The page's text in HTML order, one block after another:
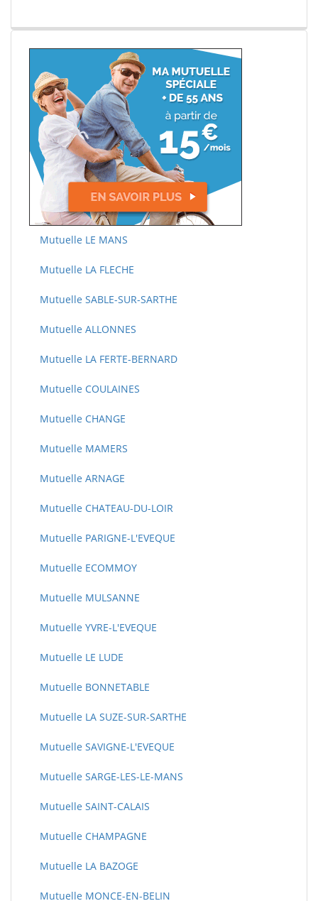
Mutuelle LE MANS
Mutuelle LA FLECHE
Mutuelle SABLE-SUR-SARTHE
Mutuelle ALLONNES
Mutuelle LA FERTE-BERNARD
Mutuelle COULAINES
Mutuelle CHANGE
Mutuelle MAMERS
Mutuelle ARNAGE
Mutuelle CHATEAU-DU-LOIR
Mutuelle PARIGNE-L'EVEQUE
Mutuelle ECOMMOY
Mutuelle MULSANNE
Mutuelle YVRE-L'EVEQUE
Mutuelle LE LUDE
Mutuelle BONNETABLE
Mutuelle LA SUZE-SUR-SARTHE
Mutuelle SAVIGNE-L'EVEQUE
Mutuelle SARGE-LES-LE-MANS
Mutuelle SAINT-CALAIS
Mutuelle CHAMPAGNE
Mutuelle LA BAZOGE
Mutuelle MONCE-EN-BELIN